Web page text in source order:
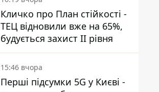
Кличко про План стійкості -
ТЕЦ відновили вже на 65%,
будується захист ІІ рівня
15:46 вчора
Перші підсумки 5G у Києві -